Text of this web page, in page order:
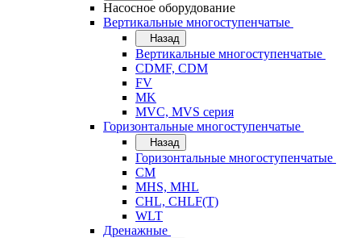
Насосное оборудование
Вертикальные многоступенчатые
Назад
Вертикальные многоступенчатые
CDMF, CDM
FV
MK
MVC, MVS серия
Горизонтальные многоступенчатые
Назад
Горизонтальные многоступенчатые
CM
MHS, MHL
CHL, CHLF(T)
WLT
Дренажные